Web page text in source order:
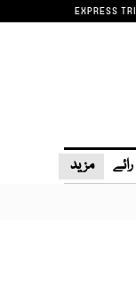
EXPRESS
رائے مزید